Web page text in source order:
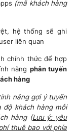
(mã khách hàng
hệ thống sẽ ghi
liên quan
chính thức để hợp
năng phân tuyến
hàng
năng gợi ý tuyến
độ khách hàng mỗi
hàng (Lưu ý: yêu
thuê bao với phía